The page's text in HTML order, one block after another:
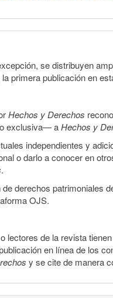
se distribuyen
primera publicación en
Hechos y Derechos
exclusiva— aHechos y
independientes y
o darlo a conocer en
.
derechos
OJS.
de la revista
en línea de los
y se cite de manera